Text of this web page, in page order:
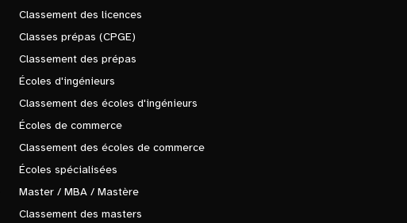
Classement des licences
Classes prépas (CPGE)
Classement des prépas
Écoles d'ingénieurs
Classement des écoles d'ingénieurs
Écoles de commerce
Classement des écoles de commerce
Écoles spécialisées
Master / MBA / Mastère
Classement des masters